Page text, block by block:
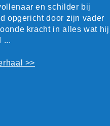
en schilder bij
opgericht door zijn vader
kracht in alles wat hij
...
>>